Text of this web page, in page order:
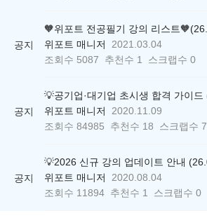
공지
위포트 매니저
2021.03.04
조회수 5087 추천수 1 스크랩수 0
공지
위포트 매니저
2020.11.09
조회수 84985 추천수 18 스크랩수 7
공지
위포트 매니저
2020.08.04
조회수 11894 추천수 1 스크랩수 0